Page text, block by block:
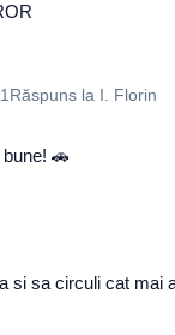
Răspuns la I. Florin
🚗
si sa circuli cat mai